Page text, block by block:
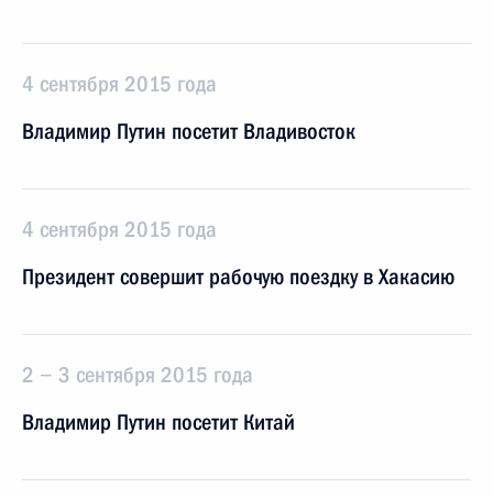
4 сентября 2015 года
Владимир Путин посетит Владивосток
4 сентября 2015 года
Президент совершит рабочую поездку в Хакасию
2 − 3 сентября 2015 года
Владимир Путин посетит Китай